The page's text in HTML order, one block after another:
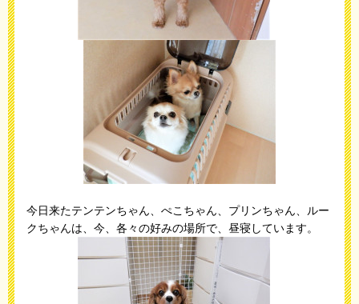
今日来たテンテンちゃん、ぺこちゃん、プリンちゃん、ルー
クちゃんは、今、各々の好みの場所で、昼寝しています。